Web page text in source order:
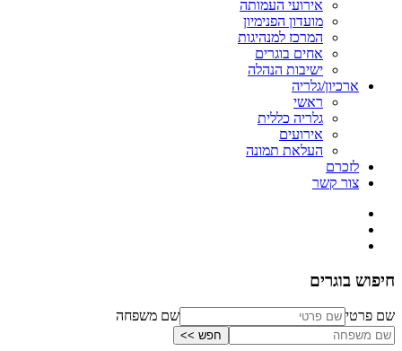
אירועי העמותה
מועדון הפנימיון
המרכז למנהיגות
אחים בוגרים
ישיבות הנהלה
ארכיון/גלריה
ראשי
גלריה כללית
אירועים
העלאת תמונה
לזכרם
צור קשר
חיפוש בוגרים
שם פרטי שם משפחה